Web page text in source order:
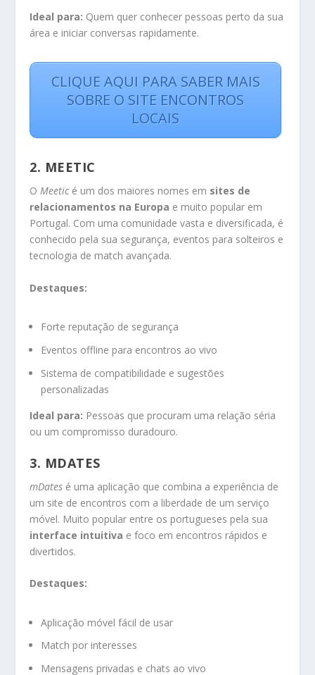
Ideal para: Quem quer conhecer pessoas perto da sua
área e iniciar conversas rapidamente.
CLIQUE AQUI PARA SABER MAIS
SOBRE O SITE ENCONTROS
LOCAIS
2. MEETIC
OMeeticé um dos maiores nomes em sites de
relacionamentos na Europa e muito popular em
Portugal. Com uma comunidade vasta e diversificada, é
conhecido pela sua segurança, eventos para solteiros e
tecnologia de match avançada.
Destaques:
Forte reputação de segurança
Eventos offline para encontros ao vivo
Sistema de compatibilidade e sugestões
personalizadas
Ideal para: Pessoas que procuram uma relação séria
ou um compromisso duradouro.
3. MDATES
mDates é uma aplicação que combina a experiência de
um site de encontros com a liberdade de um serviço
móvel. Muito popular entre os portugueses pela sua
interface intuitiva e foco em encontros rápidos e
divertidos.
Destaques:
Aplicação móvel fácil de usar
Match por interesses
Mensagens privadas e chats ao vivo